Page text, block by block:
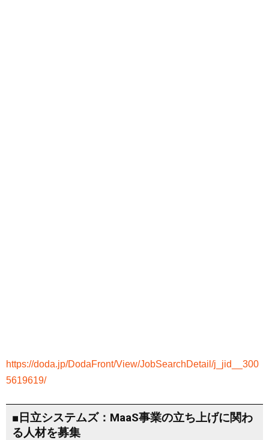
https://doda.jp/DodaFront/View/JobSearchDetail/j_jid__300
5619619/
■日立システムズ：MaaS事業の立ち上げに関わ
る人材を募集